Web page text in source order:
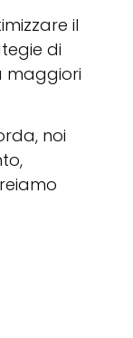
il
di
maggiori
noi